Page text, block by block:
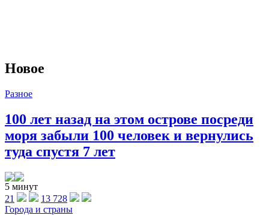
Новое
Разное
100 лет назад на этом острове посреди
моря забыли 100 человек и вернулись
туда спустя 7 лет
5 минут
21
13 728
Города и страны